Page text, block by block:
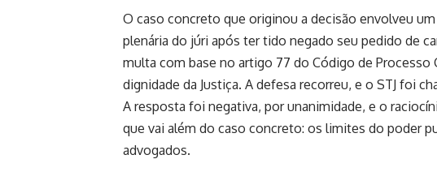
O caso concreto que originou a decisão envolveu
plenária do júri após ter tido negado seu pedido de
multa com base no artigo 77 do Código de
dignidade da Justiça. A defesa recorreu, e o STJ foi
A resposta foi negativa, por unanimidade, e o
que vai além do caso concreto: os limites do poder
advogados.